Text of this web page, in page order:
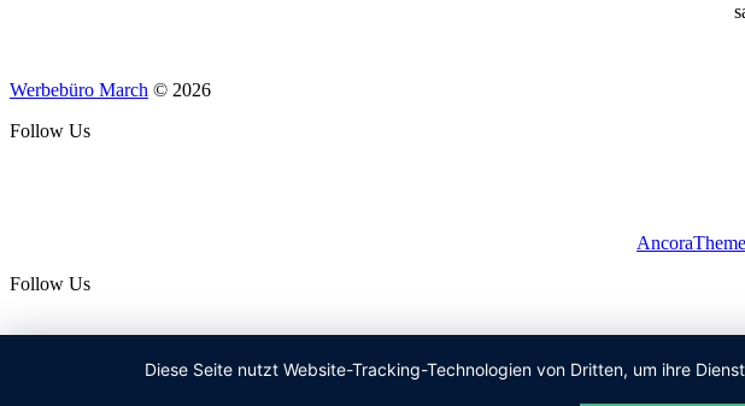
Werbebüro March © 2026
Follow Us
Follow Us
Diese Seite nutzt Website-Tracking-Technologien von Dritten, um ihre